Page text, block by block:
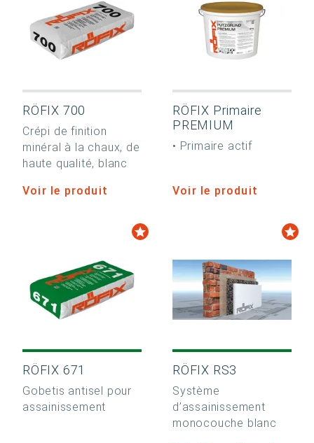
RÖFIX 700
Crépi de finition
minéral à la chaux, de
haute qualité, blanc
Voir le produit
RÖFIX Primaire
PREMIUM
• Primaire actif
Voir le produit
RÖFIX 671
Gobetis antisel pour
assainissement
RÖFIX RS3
Système
d’assainissement
monocouche blanc